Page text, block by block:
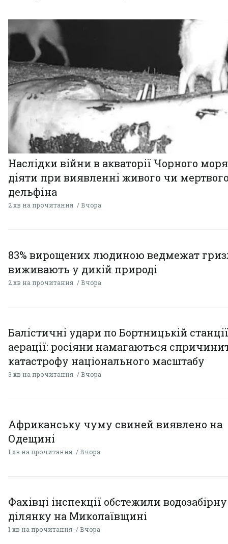
Наслідки війни в акваторії Чорного
діяти при виявленні живого чи
дельфіна
2 хв на прочитання Вчора
83% вирощених людиною ведмежат
виживають у дикій природі
2 хв на прочитання Вчора
Балістичні удари по Бортницькій станції
аерації: росіяни намагаються
катастрофу національного масштабу
3 хв на прочитання Вчора
Африканську чуму свиней виявлено на
Одещині
1 хв на прочитання Вчора
Фахівці інспекції обстежили водозабірну
ділянку на Миколаївщині
1 хв на прочитання Вчора